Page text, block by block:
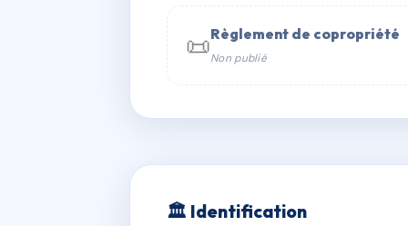
📞 Contacter Syndic Digital
📜Règlement de copropriété
Non publié
🏛 Identification